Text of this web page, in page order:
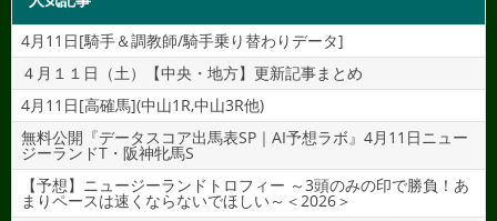
4月11日[騎手＆調教師/騎手乗り替わりデータ]
４月１１日（土）【中央・地方】更新記事まとめ
4月11日[高確馬](中山1R,中山3R他)
無料公開『データスコア出馬表SP｜AI予想ラボ』4月11日ニュー
ジーランドT・阪神牝馬S
【予想】ニュージーランドトロフィー ～3頭のみの印で勝負！あ
まりペースは速くならないでほしい～＜2026＞